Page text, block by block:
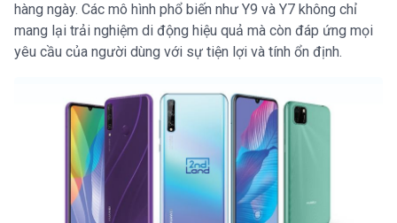
hàng ngày. Các mô hình phổ biến như Y9 và Y7 không chỉ
mang lại trải nghiệm di động hiệu quả mà còn đáp ứng mọi
yêu cầu của người dùng với sự tiện lợi và tính ổn định.